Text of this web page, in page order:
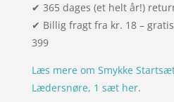
✔ 365 dages (et helt år!)
✔ Billig fragt fra kr. 18 –
399
Læs mere om Smykke
Lædersnøre, 1 sæt her.